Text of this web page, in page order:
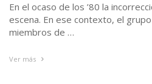
En el ocaso de los ’80 la
escena. En ese contexto, el
miembros de …
Ver más